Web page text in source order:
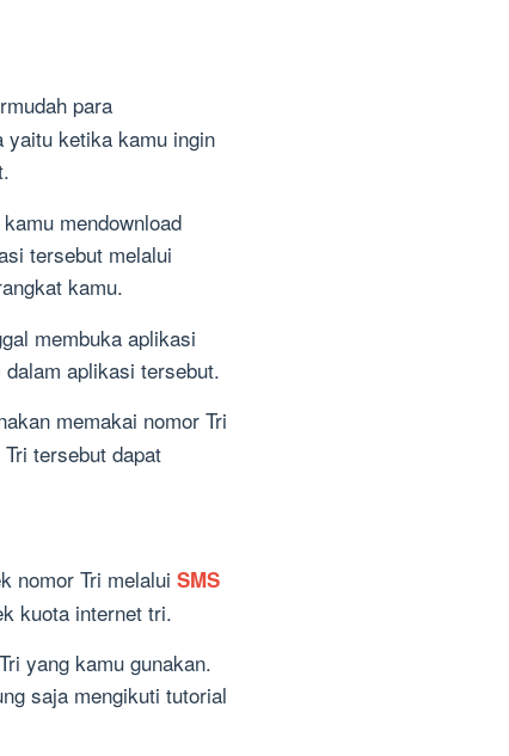
para
yaitu ketika kamu ingin
mendownload
tersebut melalui
kamu.
membuka aplikasi
aplikasi tersebut.
memakai nomor Tri
tersebut dapat
nomor Tri melalui SMS
kuota internet tri.
yang kamu gunakan.
saja mengikuti tutorial